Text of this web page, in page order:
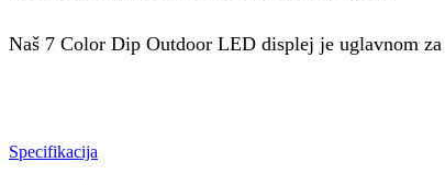
Naš 7 Color Dip Outdoor LED displej je uglavnom
Specifikacija